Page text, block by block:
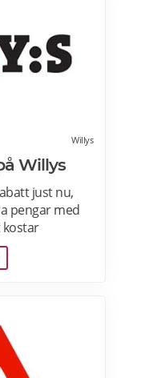
Willys
Willys
just nu,
pengar med
kostar
Med Willys
med